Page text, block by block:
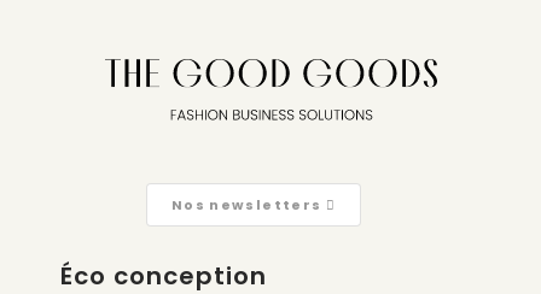
Nos newsletters
Éco conception